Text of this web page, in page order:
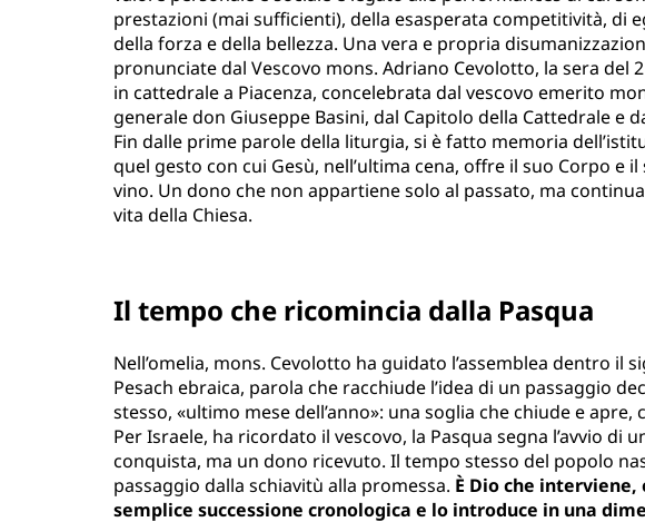
prestazioni (mai sufficienti), della esasperata competitività, di
della forza e della bellezza. Una vera e propria
pronunciate dal Vescovo mons. Adriano Cevolotto, la sera del
in cattedrale a Piacenza, concelebrata dal vescovo emerito
generale don Giuseppe Basini, dal Capitolo della Cattedrale e
Fin dalle prime parole della liturgia, si è fatto memoria
quel gesto con cui Gesù, nell’ultima cena, offre il suo Corpo e
vino. Un dono che non appartiene solo al passato, ma
vita della Chiesa.
Il tempo che ricomincia dalla Pasqua
Nell’omelia, mons. Cevolotto ha guidato l’assemblea dentro il
Pesach ebraica, parola che racchiude l’idea di un passaggio
stesso, «ultimo mese dell’anno»: una soglia che chiude e apre,
Per Israele, ha ricordato il vescovo, la Pasqua segna l’avvio di
conquista, ma un dono ricevuto. Il tempo stesso del popolo
passaggio dalla schiavitù alla promessa. È Dio che
semplice successione cronologica e lo introduce in una